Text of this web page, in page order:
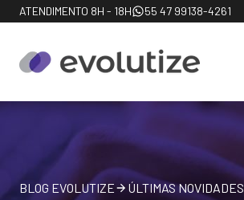
ATENDIMENTO 8H - 18H 55 47 99138-4261
BLOG EVOLUTIZE ÚLTIMAS NOVIDADES